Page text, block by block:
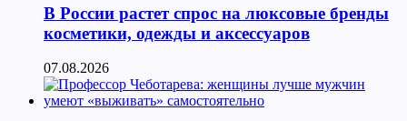
В России растет спрос на люксовые бренды
косметики, одежды и аксессуаров
07.08.2026